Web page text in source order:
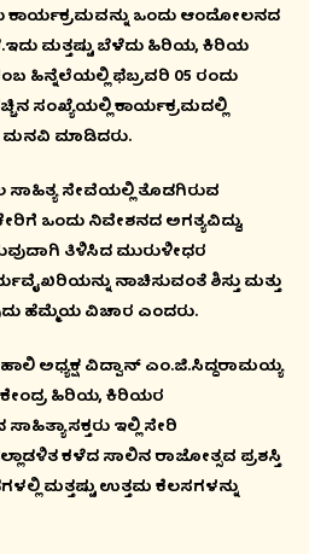
ಕಾರ್ಯಕ್ರಮವನ್ನು ಒಂದು ಆಂದೋಲನದ
ಮತ್ತಷ್ಟು ಬೆಳೆದು ಹಿರಿಯ, ಕಿರಿಯ
ಹಿನ್ನೆಲೆಯಲ್ಲಿ ಫೆಬ್ರವರಿ 05 ರಂದು
ಸಂಖ್ಯೆಯಲ್ಲಿ ಕಾರ್ಯಕ್ರಮದಲ್ಲಿ
ಮನವಿ ಮಾಡಿದರು.
ಸಾಹಿತ್ಯ ಸೇವೆಯಲ್ಲಿ ತೊಡಗಿರುವ
ಒಂದು ನಿವೇಶನದ ಅಗತ್ಯವಿದ್ದು,
ತಿಳಿಸಿದ ಮುರುಳೀಧರ
ನಾಚಿಸುವಂತೆ ಶಿಸ್ತು ಮತ್ತು
ಹೆಮ್ಮೆಯ ವಿಚಾರ ಎಂದರು.
ಹಾಲಿ ಅಧ್ಯಕ್ಷ ವಿದ್ವಾನ್ ಎಂ.ಜಿ.ಸಿದ್ದರಾಮಯ್ಯ
ಕೇಂದ್ರ ಹಿರಿಯ, ಕಿರಿಯರ
ಇಲ್ಲಿ ಸೇರಿ
ಕಳೆದ ಸಾಲಿನ ರಾಜೋತ್ಸವ ಪ್ರಶಸ್ತಿ
ಮತ್ತಷ್ಟು ಉತ್ತಮ ಕೆಲಸಗಳನ್ನು